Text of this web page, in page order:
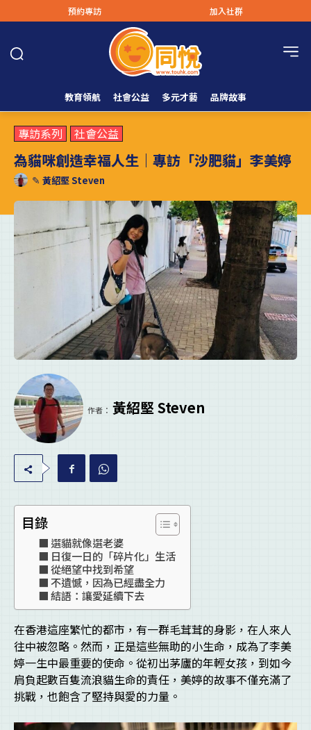
預約專訪 加入社群
教育領航 社會公益 多元才藝 品牌故事
專訪系列 社會公益
為貓咪創造幸福人生｜專訪「沙肥貓」李美婷
✎ 黃紹堅 Steven
作者： 黃紹堅 Steven
目錄
選貓就像選老婆
日復一日的「碎片化」生活
從絕望中找到希望
不遺憾，因為已經盡全力
結語：讓愛延續下去
在香港這座繁忙的都市，有一群毛茸茸的身影，在人來人
往中被忽略。然而，正是這些無助的小生命，成為了李美
婷一生中最重要的使命。從初出茅廬的年輕女孩，到如今
肩負起數百隻流浪貓生命的責任，美婷的故事不僅充滿了
挑戰，也飽含了堅持與愛的力量。